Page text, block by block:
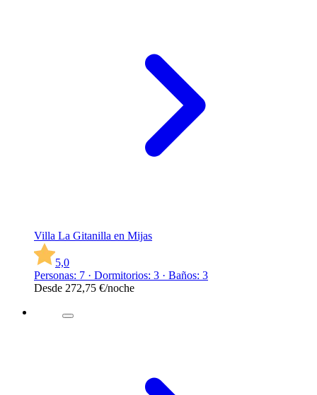
Villa La Gitanilla en Mijas
5,0
Personas: 7 · Dormitorios: 3 · Baños: 3
Desde 272,75 €/noche